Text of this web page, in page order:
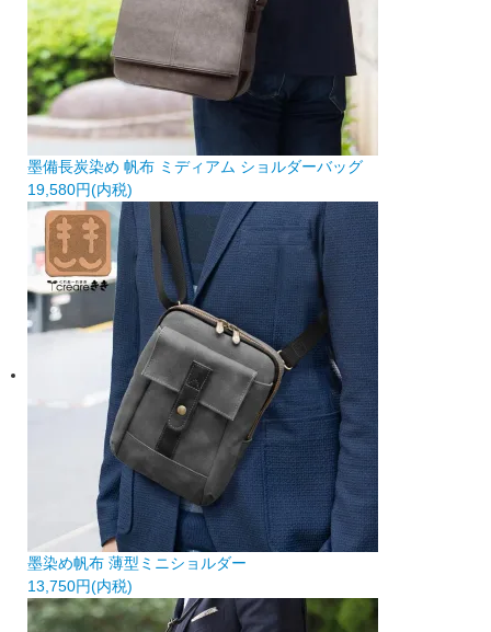
墨備長炭染め 帆布 ミディアム ショルダーバッグ
19,580円(内税)
墨染め帆布 薄型ミニショルダー
13,750円(内税)